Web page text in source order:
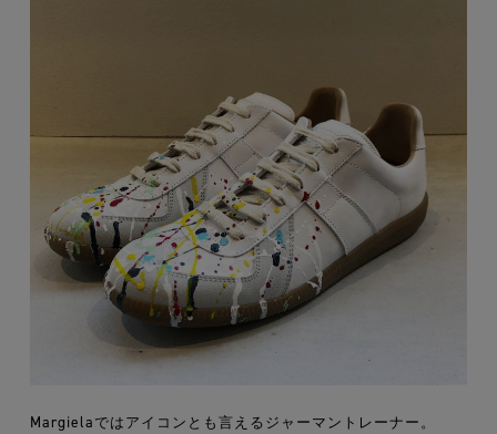
Margielaではアイコンとも言えるジャーマントレーナー。